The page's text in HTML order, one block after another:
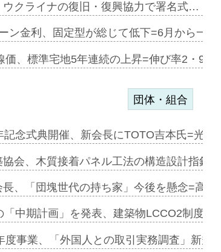
…
…
ウクライナの復旧・復興協力で署名式…
ン金利、固定型が総じて低下=6月から一
価、標準宅地5年連続の上昇=伸び率2・
…
団体・組合
記念式典開催、新会長にTOTO吉本氏=光
協会、木質接着パネル工法の構造設計指針
長、「団塊世代の持ち家」今後を懸念=高
「中期計画」を発表、建築物LCCO2制度
度事業、「外国人との取引実務調査」新規